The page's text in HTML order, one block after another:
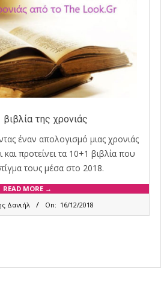
της χρονιάς
έναν απολογισμό μιας χρονιάς
προτείνει τα 10+1 βιβλία που
τους μέσα στο 2018.
READ MORE →
Δανιήλ On: 16/12/2018